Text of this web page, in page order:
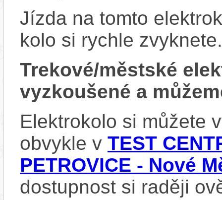
Jízda na tomto
kolo si rychle zvyknete.
Trekové/městské
vyzkoušené a
Elektrokolo si můžete
obvykle v TEST
PETROVICE - Nové
dostupnost si raději